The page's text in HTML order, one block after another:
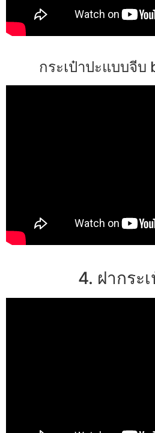
กระเป๋าปะแบบจีบ
4. ฝากระ